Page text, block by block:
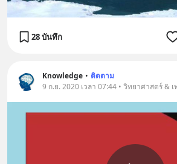
28 บันทึก
Knowledge • ติดตาม
9 ก.ย. 2020 เวลา 07:44 • วิทยาศาสตร์ &